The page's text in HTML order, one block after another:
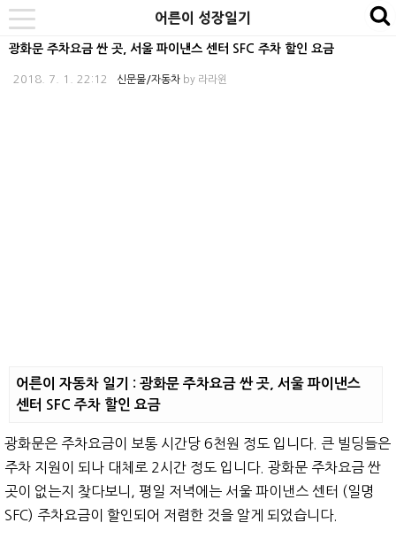
본
바
내
게
카
고
toggle
navigation
어른이 성장일기
광화문 주차요금 싼 곳, 서울 파이낸스 센터 SFC 주차 할인 요금
2018. 7. 1. 22:12 신문물/자동차 by 라라윈
어른이 자동차 일기 : 광화문 주차요금 싼 곳, 서울 파이낸스
센터 SFC 주차 할인 요금
광화문은 주차요금이 보통 시간당 6천원 정도 입니다. 큰 빌딩들은
주차 지원이 되나 대체로 2시간 정도 입니다. 광화문 주차요금 싼
곳이 없는지 찾다보니, 평일 저녁에는 서울 파이낸스 센터 (일명
SFC) 주차요금이 할인되어 저렴한 것을 알게 되었습니다.